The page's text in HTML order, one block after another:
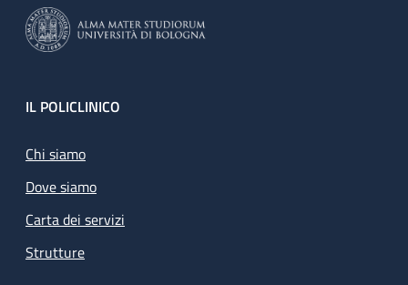
Footer
IL POLICLINICO
Chi siamo
Dove siamo
Carta dei servizi
Strutture